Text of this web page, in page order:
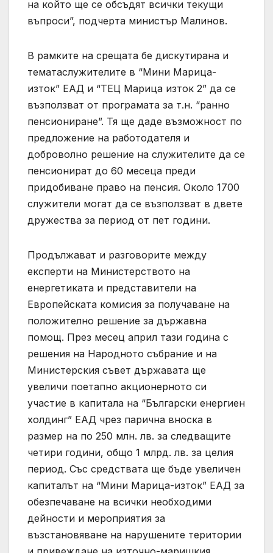
на който ще се обсъдят всички текущи
въпроси”, подчерта министър Малинов.
В рамките на срещата бе дискутирана и
тематаслужителите в “Мини Марица-
изток” ЕАД и “ТЕЦ Марица изток 2” да се
възползват от програмата за т.н. “ранно
пенсиониране”. Тя ще даде възможност по
предложение на работодателя и
доброволно решение на служителите да се
пенсионират до 60 месеца преди
придобиване право на пенсия. Около 1700
служители могат да се възползват в двете
дружества за период от пет години.
Продължават и разговорите между
експерти на Министерството на
енергетиката и представители на
Европейската комисия за получаване на
положително решение за държавна
помощ. През месец април тази година с
решения на Народното събрание и на
Министерския съвет държавата ще
увеличи поетапно акционерното си
участие в капитала на “Български енергиен
холдинг” ЕАД чрез парична вноска в
размер на по 250 млн. лв. за следващите
четири години, общо 1 млрд. лв. за целия
период. Със средствата ще бъде увеличен
капиталът на “Мини Марица-изток” ЕАД за
обезпечаване на всички необходими
дейности и мероприятия за
възстановяване на нарушените територии